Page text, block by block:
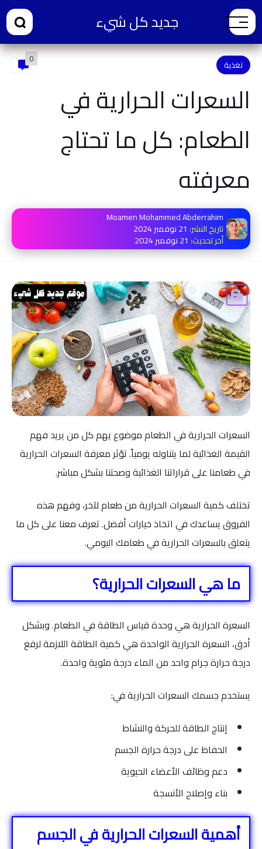
جديد كل شيء
تغذية 0
السعرات الحرارية في
الطعام: كل ما تحتاج
معرفته
Moamen Mohammed Abderrahim
تاريخ النشر:
أخر تحديث:
السعرات الحرارية في الطعام موضوع يهم كل من يريد فهم
القيمة الغذائية لما يتناوله يومياً. تؤثر معرفة السعرات الحرارية
في طعامنا على قراراتنا الغذائية وصحتنا بشكل مباشر.
تختلف كمية السعرات الحرارية من طعام لآخر، وفهم هذه
الفروق يساعدك في اتخاذ خيارات أفضل. تعرف معنا على كل ما
يتعلق بالسعرات الحرارية في طعامك اليومي.
ما هي السعرات الحرارية؟
السعرة الحرارية هي وحدة قياس الطاقة في الطعام. وبشكل
أدق، السعرة الحرارية الواحدة هي كمية الطاقة اللازمة لرفع
درجة حرارة جرام واحد من الماء درجة مئوية واحدة.
يستخدم جسمك السعرات الحرارية في:
إنتاج الطاقة للحركة والنشاط
الحفاظ على درجة حرارة الجسم
دعم وظائف الأعضاء الحيوية
بناء وإصلاح الأنسجة
أهمية السعرات الحرارية في الجسم